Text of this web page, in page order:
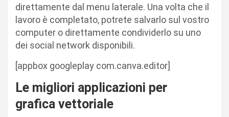
direttamente dal menu laterale. Una volta che il
lavoro è completato, potrete salvarlo sul vostro
computer o direttamente condividerlo su uno
dei social network disponibili.
[appbox googleplay com.canva.editor]
Le migliori applicazioni per
grafica vettoriale